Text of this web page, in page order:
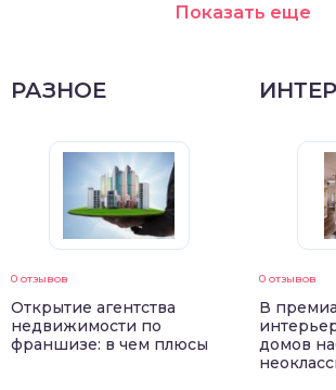
Показать еще
РАЗНОЕ
0 отзывов
Открытие агентства
недвижимости по
франшизе: в чем плюсы
0 отзывов
В
домов